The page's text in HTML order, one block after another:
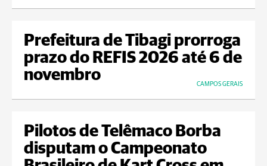
Prefeitura de Tibagi prorroga
prazo do REFIS 2026 até 6 de
novembro
CAMPOS GERAIS
Pilotos de Telêmaco Borba
disputam o Campeonato